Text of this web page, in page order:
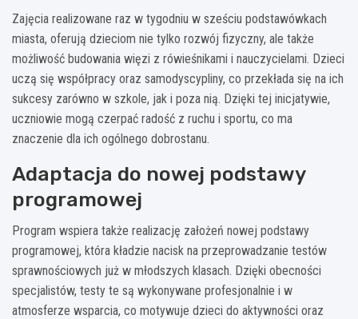
Zajęcia realizowane raz w tygodniu w sześciu podstawówkach
miasta, oferują dzieciom nie tylko rozwój fizyczny, ale także
możliwość budowania więzi z rówieśnikami i nauczycielami. Dzieci
uczą się współpracy oraz samodyscypliny, co przekłada się na ich
sukcesy zarówno w szkole, jak i poza nią. Dzięki tej inicjatywie,
uczniowie mogą czerpać radość z ruchu i sportu, co ma
znaczenie dla ich ogólnego dobrostanu.
Adaptacja do nowej podstawy
programowej
Program wspiera także realizację założeń nowej podstawy
programowej, która kładzie nacisk na przeprowadzanie testów
sprawnościowych już w młodszych klasach. Dzięki obecności
specjalistów, testy te są wykonywane profesjonalnie i w
atmosferze wsparcia, co motywuje dzieci do aktywności oraz